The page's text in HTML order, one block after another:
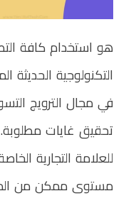
هو استخدام كافة
التكنولوجية الحديثة
في مجال الترويج
تحقيق غايات
للعلامة التجارية
مستوى ممكن من